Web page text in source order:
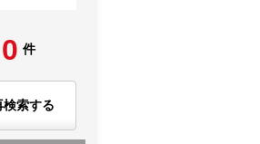
0 件
検索する